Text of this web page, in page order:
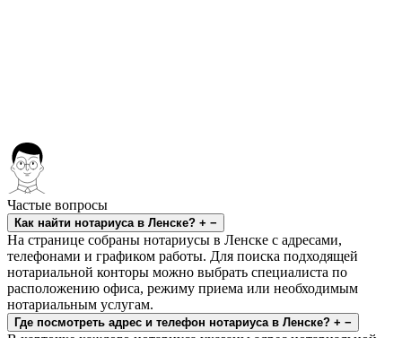
Частые вопросы
Как найти нотариуса в Ленске? + −
На странице собраны нотариусы в Ленске с адресами,
телефонами и графиком работы. Для поиска подходящей
нотариальной конторы можно выбрать специалиста по
расположению офиса, режиму приема или необходимым
нотариальным услугам.
Где посмотреть адрес и телефон нотариуса в Ленске? + −